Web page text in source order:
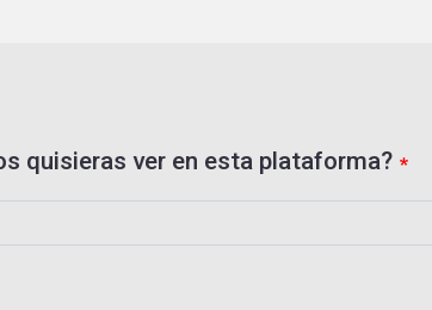
quisieras ver en esta plataforma?